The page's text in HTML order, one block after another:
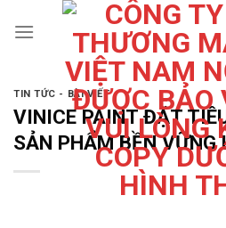
TIN TỨC - BÀI VIẾT
VINICE PAINT ĐẶT
SẢN PHẨM BỀN VỮNG